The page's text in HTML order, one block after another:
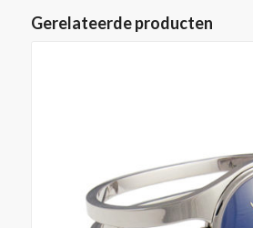
Gerelateerde producten